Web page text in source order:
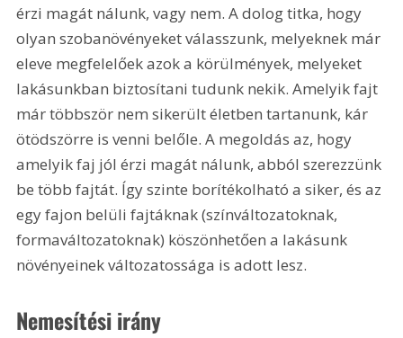
érzi magát nálunk, vagy nem. A dolog titka, hogy
olyan szobanövényeket válasszunk, melyeknek már
eleve megfelelőek azok a körülmények, melyeket
lakásunkban biztosítani tudunk nekik. Amelyik fajt
már többször nem sikerült életben tartanunk, kár
ötödszörre is venni belőle. A megoldás az, hogy
amelyik faj jól érzi magát nálunk, abból szerezzünk
be több fajtát. Így szinte borítékolható a siker, és az
egy fajon belüli fajtáknak (színváltozatoknak,
formaváltozatoknak) köszönhetően a lakásunk
növényeinek változatossága is adott lesz.
Nemesítési irány